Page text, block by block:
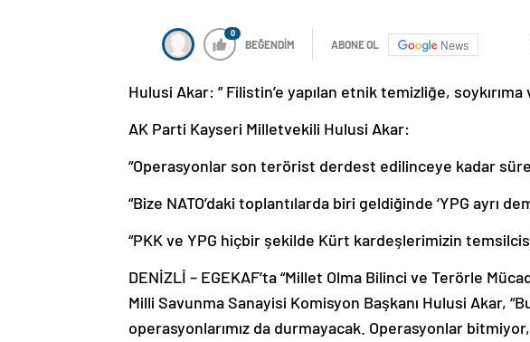
0
BEĞENDİM ABONE OL News
Hulusi Akar: ” Filistin’e yapılan etnik temizliğe,
AK Parti Kayseri Milletvekili Hulusi Akar:
“Operasyonlar son terörist derdest edilinceye kadar
“Bize NATO’daki toplantılarda biri geldiğinde ‘YPG ayrı
“PKK ve YPG hiçbir şekilde Kürt kardeşlerimizin
DENİZLİ – EGEKAF’ta “Millet Olma Bilinci ve Terörle
Milli Savunma Sanayisi Komisyon Başkanı Hulusi Akar,
operasyonlarımız da durmayacak. Operasyonlar